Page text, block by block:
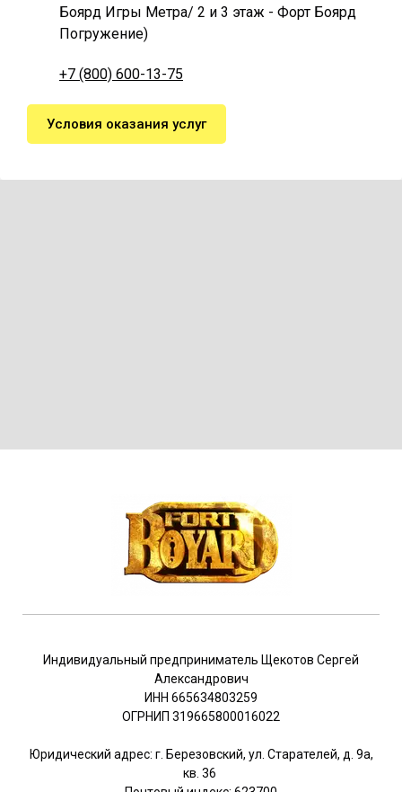
Боярд Игры Метра/ 2 и 3 этаж - Форт Боярд
Погружение)
+7 (800) 600-13-75
Условия оказания услуг
Индивидуальный предприниматель Щекотов Сергей
Александрович
ИНН 665634803259
ОГРНИП 319665800016022
Юридический адрес: г. Березовский, ул. Старателей, д. 9а,
кв. 36